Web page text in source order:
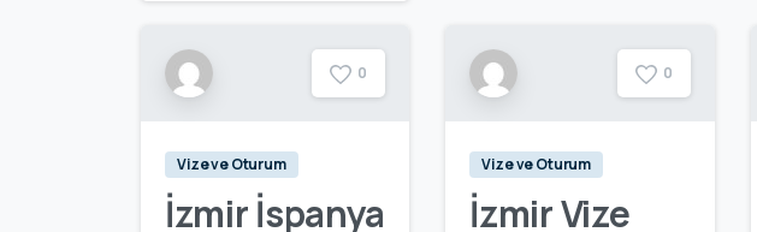
0
Vize ve Oturum
İzmir İspanya
0
Vize ve Oturum
İzmir Vize